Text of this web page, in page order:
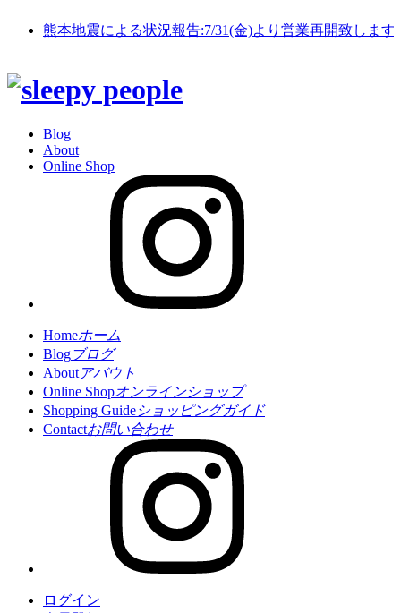
熊本地震による状況報告:7/31(金)より営業再開致します
Blog
About
Online Shop
Homeホーム
Blogブログ
About アバウト
Online Shopオンラインショップ
Shopping Guideショッピングガイド
Contactお問い合わせ
ログイン